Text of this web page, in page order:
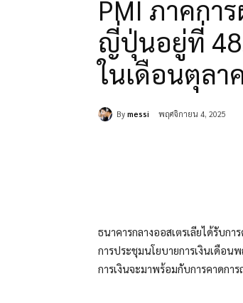
PMI ภาคกา
ญี่ปุ่นอยู่ที่
ในเดือนตุลา
By messi พฤศจิกายน 4, 2025
ธนาคารกลางออสเตรเลียได้รับก
การประชุมนโยบายการเงินเดือน
การเงินจะมาพร้อมกับการคาดกา